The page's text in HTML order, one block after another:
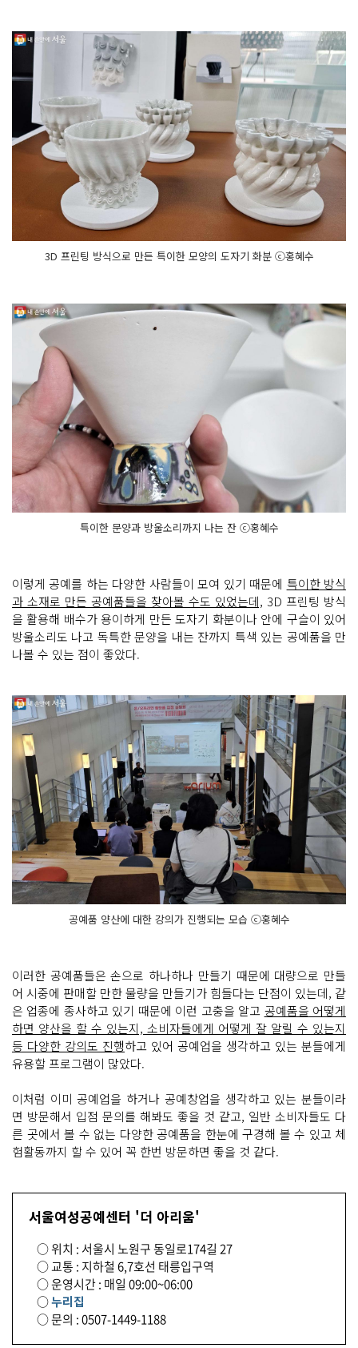
3D 프린팅 방식으로 만든 특이한 모양의 도자기 화분 ⓒ홍혜수
특이한 문양과 방울소리까지 나는 잔 ⓒ홍혜수
이렇게 공예를 하는 다양한 사람들이 모여 있기 때문에 특이한 방식
과 소재로 만든 공예품들을 찾아볼 수도 있었는데, 3D 프린팅 방식
을 활용해 배수가 용이하게 만든 도자기 화분이나 안에 구슬이 있어
방울소리도 나고 독특한 문양을 내는 잔까지 특색 있는 공예품을 만
나볼 수 있는 점이 좋았다.
공예품 양산에 대한 강의가 진행되는 모습 ⓒ홍혜수
이러한 공예품들은 손으로 하나하나 만들기 때문에 대량으로 만들
어 시중에 판매할 만한 물량을 만들기가 힘들다는 단점이 있는데, 같
은 업종에 종사하고 있기 때문에 이런 고충을 알고 공예품을 어떻게
하면 양산을 할 수 있는지, 소비자들에게 어떻게 잘 알릴 수 있는지
등 다양한 강의도 진행하고 있어 공예업을 생각하고 있는 분들에게
유용할 프로그램이 많았다.
이처럼 이미 공예업을 하거나 공예창업을 생각하고 있는 분들이라
면 방문해서 입점 문의를 해봐도 좋을 것 같고, 일반 소비자들도 다
른 곳에서 볼 수 없는 다양한 공예품을 한눈에 구경해 볼 수 있고 체
험활동까지 할 수 있어 꼭 한번 방문하면 좋을 것 같다.
서울여성공예센터 '더 아리움'
○ 위치 : 서울시 노원구 동일로174길 27
○ 교통 : 지하철 6,7호선 태릉입구역
○ 운영시간 : 매일 09:00~06:00
○누리집
○ 문의 : 0507-1449-1188